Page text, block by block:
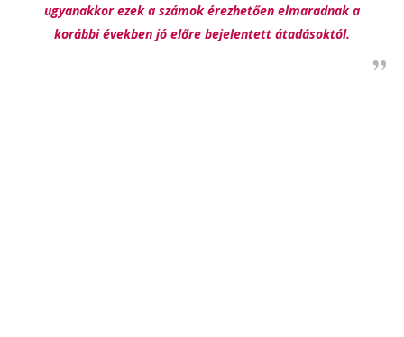
ugyanakkor ezek a számok érezhetően elmaradnak a
korábbi években jó előre bejelentett átadásoktól.